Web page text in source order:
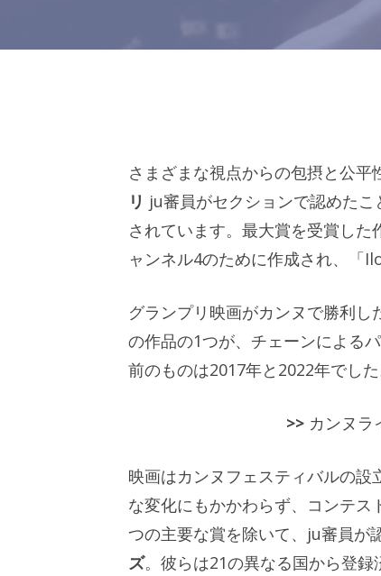
さまざまな視点からの包摂と公
リ ju審員がセクションで認めたこ
されています。最大賞を受賞し
ャンネル4のために作成され、「
グランプリ映画がカンヌで勝利
の作品の1つが、チェーンによる
前のものは2017年と2022年でした
>> カンヌラ
映画はカンヌフェスティバルの設
な変化にもかかわらず、コンテ
つの主要な賞を除いて、ju審員が
ズ。彼らは21の異なる国から登